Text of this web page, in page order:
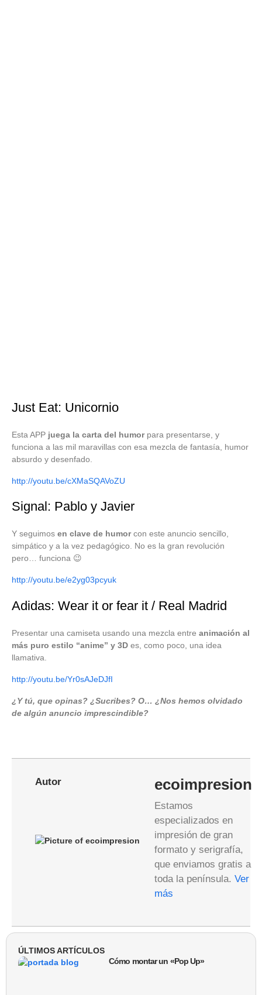
Just Eat: Unicornio
Esta APP juega la carta del humorpara presentarse, y
funciona a las mil maravillas con esa mezcla de fantasía, humor
absurdo y desenfado.
http://youtu.be/cXMaSQAVoZU
Signal: Pablo y Javier
Y seguimos en clave de humorcon este anuncio sencillo,
simpático y a la vez pedagógico. No es la gran revolución
pero… funciona 😉
http://youtu.be/e2yg03pcyuk
Adidas: Wear it or fear it / Real Madrid
Presentar una camiseta usando una mezcla entre animación al
más puro estilo “anime” y 3D es, como poco, una idea
llamativa.
http://youtu.be/Yr0sAJeDJfI
¿Y tú, que opinas? ¿Sucribes? O… ¿Nos hemos olvidado
de algún anuncio imprescindible?
Autor ecoimpresion
Estamos
especializados en
impresión de gran
formato y serigrafía,
que enviamos gratis a
toda la península. Ver
más
ÚLTIMOS ARTÍCULOS
Cómo montar un «Pop Up»